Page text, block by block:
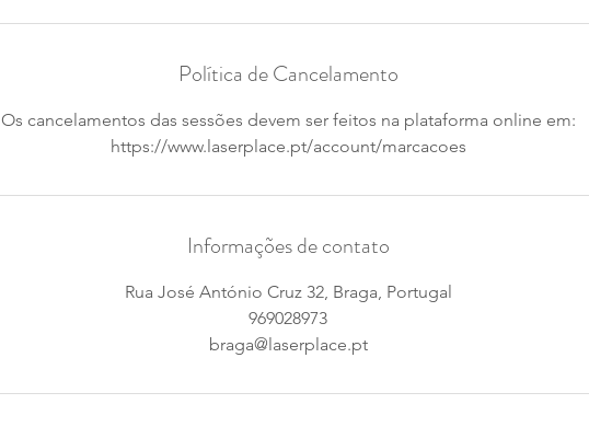
Política de Cancelamento
Os cancelamentos das sessões devem ser feitos na plataforma online em:
https://www.laserplace.pt/account/marcacoes
Informações de contato
Rua José António Cruz 32, Braga, Portugal
969028973
braga@laserplace.pt